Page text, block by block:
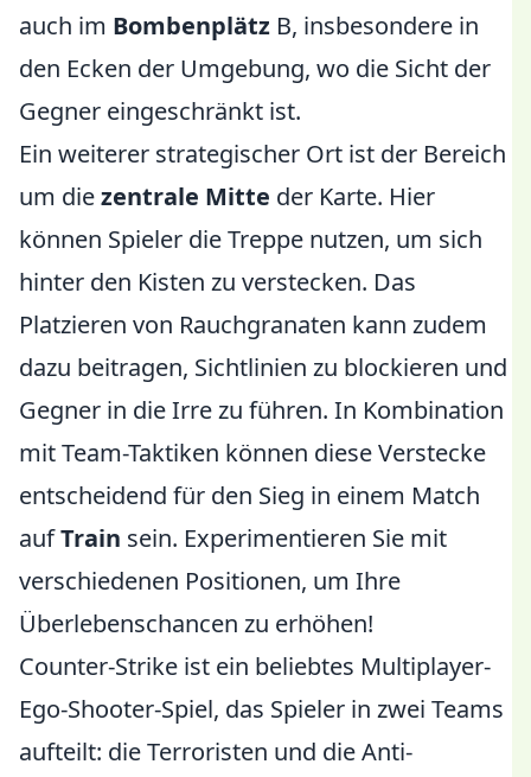
auch im Bombenplätz B, insbesondere in
den Ecken der Umgebung, wo die Sicht der
Gegner eingeschränkt ist.
Ein weiterer strategischer Ort ist der Bereich
um diezentrale Mitte der Karte. Hier
können Spieler die Treppe nutzen, um sich
hinter den Kisten zu verstecken. Das
Platzieren von Rauchgranaten kann zudem
dazu beitragen, Sichtlinien zu blockieren und
Gegner in die Irre zu führen. In Kombination
mit Team-Taktiken können diese Verstecke
entscheidend für den Sieg in einem Match
aufTrain sein. Experimentieren Sie mit
verschiedenen Positionen, um Ihre
Überlebenschancen zu erhöhen!
Counter-Strike ist ein beliebtes Multiplayer-
Ego-Shooter-Spiel, das Spieler in zwei Teams
aufteilt: die Terroristen und die Anti-